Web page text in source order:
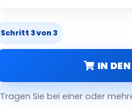
Schritt 3 von 3
IN
Tragen Sie bei einer oder